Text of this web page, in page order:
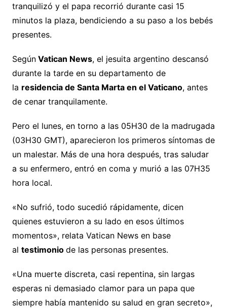
tranquilizó y el papa recorrió durante casi 15
minutos la plaza, bendiciendo a su paso a los bebés
presentes.
SegúnVatican News, el jesuita argentino descansó
durante la tarde en su departamento de
la residencia de Santa Marta en el Vaticano, antes
de cenar tranquilamente.
Pero el lunes, en torno a las 05H30 de la madrugada
(03H30 GMT), aparecieron los primeros síntomas de
un malestar. Más de una hora después, tras saludar
a su enfermero, entró en coma y murió a las 07H35
hora local.
«No sufrió, todo sucedió rápidamente, dicen
quienes estuvieron a su lado en esos últimos
momentos», relata Vatican News en base
al testimonio de las personas presentes.
«Una muerte discreta, casi repentina, sin largas
esperas ni demasiado clamor para un papa que
siempre había mantenido su salud en gran secreto»,